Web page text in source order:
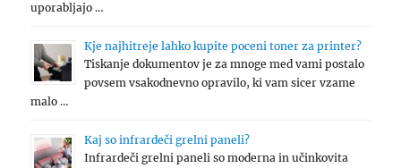
uporabljajo …
Kje najhitreje lahko kupite poceni toner za printer?
Tiskanje dokumentov je za mnoge med vami postalo
povsem vsakodnevno opravilo, ki vam sicer vzame
malo …
Kaj so infrardeči grelni paneli?
Infrardeči grelni paneli so moderna in učinkovita